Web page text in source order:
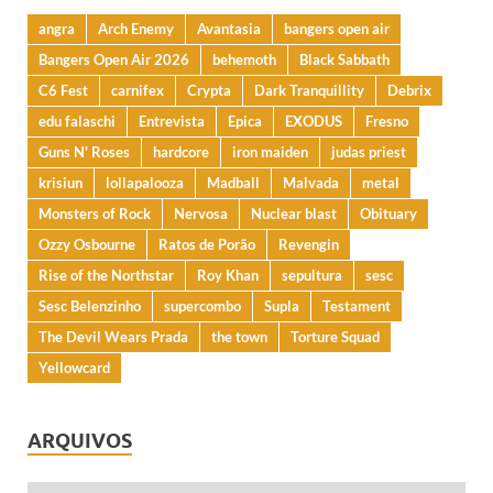
angra Arch Enemy Avantasia
bangers open air
Bangers Open Air 2026
behemoth
Black Sabbath
C6 Fest
carnifex Crypta Dark Tranquillity
Debrix
edu falaschi
Entrevista Epica EXODUS
Fresno
Guns N' Roses
hardcore iron maiden
judas priest
krisiun
lollapalooza Madball Malvada
metal
Monsters of Rock
Nervosa Nuclear blast
Obituary
Ozzy Osbourne
Ratos de Porão
Revengin
Rise of the Northstar
Roy Khan sepultura
sesc
Sesc Belenzinho
supercombo Supla
Testament
The Devil Wears Prada
the town
Torture Squad
Yellowcard
ARQUIVOS